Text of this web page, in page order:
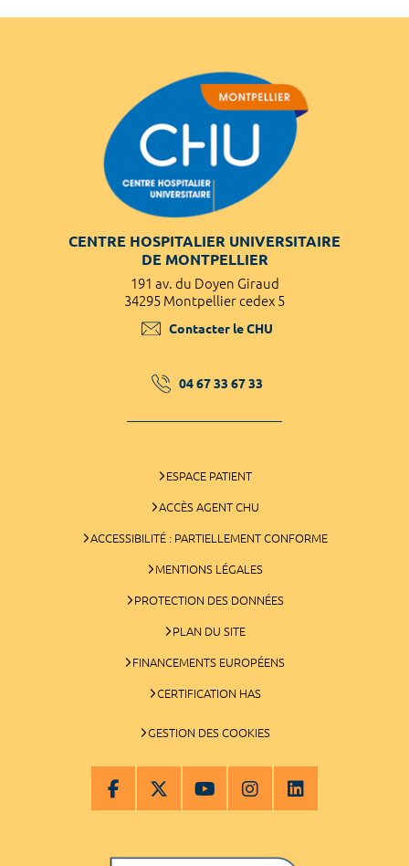
CENTRE HOSPITALIER UNIVERSITAIRE
DE MONTPELLIER
191 av. du Doyen Giraud
34295 Montpellier cedex 5
Contacter le CHU
04 67 33 67 33
ESPACE PATIENT
ACCÈS AGENT CHU
ACCESSIBILITÉ : PARTIELLEMENT CONFORME
MENTIONS LÉGALES
PROTECTION DES DONNÉES
PLAN DU SITE
FINANCEMENTS EUROPÉENS
CERTIFICATION HAS
GESTION DES COOKIES